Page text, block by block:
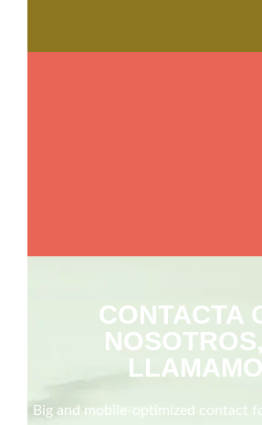
CONTACTA
Big and mobile-optimized contact